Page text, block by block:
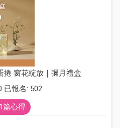
捲 窗花綻放｜彌月禮盒
已報名: 502
篇心得